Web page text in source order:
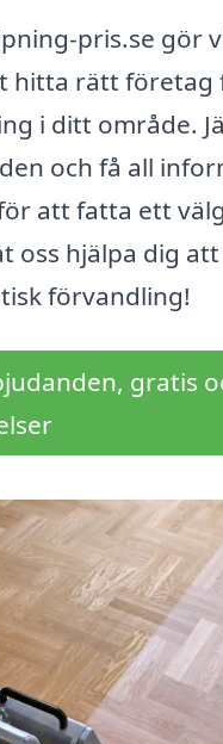
pris.se gör
hitta rätt företag
i ditt område.
och få all
att fatta ett
oss hjälpa dig
förvandling!
gratis